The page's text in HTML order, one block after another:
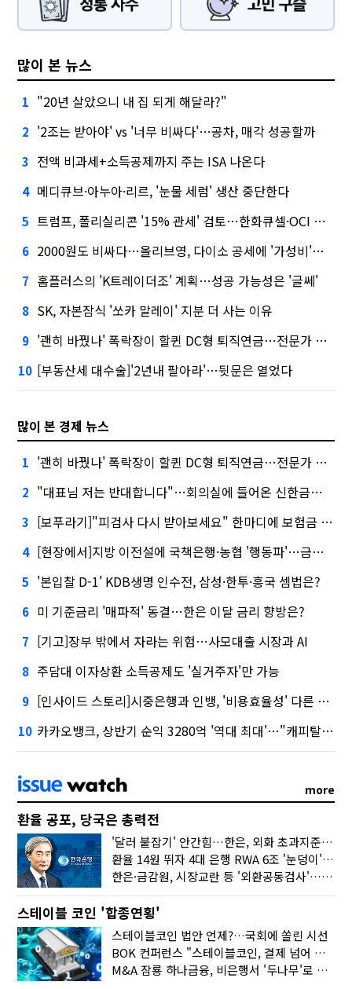
많이 본 뉴스
1 "20년 살았으니 내 집 되게 해달라?"
2 '2조는 받아야' vs '너무 비싸다'…공차, 매각 성공할까
3 전액 비과세+소득공제까지 주는 ISA 나온다
4 메디큐브·아누아·리르, '눈물 세럼' 생산 중단한다
5 트럼프, 폴리실리콘 '15% 관세' 검토…한화큐셀·OCI 영향은?
6 2000원도 비싸다…올리브영, 다이소 공세에 '가성비'로 맞불
7 홈플러스의 'K트레이더조' 계획…성공 가능성은 '글쎄'
8 SK, 자본잠식 '쏘카 말레이' 지분 더 사는 이유
9 '괜히 바꿨나' 폭락장이 할퀸 DC형 퇴직연금…전문가 조언은
10 [부동산세 대수술]'2년내 팔아라'…뒷문은 열었다
많이 본 경제 뉴스
1 '괜히 바꿨나' 폭락장이 할퀸 DC형 퇴직연금…전문가 조언은
2 "대표님 저는 반대합니다"…회의실에 들어온 신한금융 AI
3 [보푸라기]"피검사 다시 받아보세요" 한마디에 보험금 못 받을 뻔?
4 [현장에서]지방 이전설에 국책은행·농협 '행동파'…금감원 '신중모드'
5 '본입찰 D-1' KDB생명 인수전, 삼성·한투·흥국 셈법은?
6 미 기준금리 '매파적' 동결…한은 이달 금리 향방은?
7 [기고]장부 밖에서 자라는 위험…사모대출 시장과 AI
8 주담대 이자상환 소득공제도 '실거주자'만 가능
9 [인사이드 스토리]시중은행과 인뱅, '비용효율성' 다른 잣대 왜?
10 카카오뱅크, 상반기 순익 3280억 '역대 최대'…"캐피탈, 자산 1조원 이상"
more
환율 공포, 당국은 총력전
'달러 붙잡기' 안간힘…한은, 외화 초과지준에 이자 6개월 더
환율 14원 뛰자 4대 은행 RWA 6조 '눈덩이'…2배 뛴 2분기는?
한은·금감원, 시장교란 등 '외환공동검사'…환율 급등 전방위 대응
스테이블 코인 '합종연횡'
스테이블코인 법안 언제?…국회에 쏠린 시선
BOK 컨퍼런스 "스테이블코인, 결제 넘어 보험 대출 등 금융 연결 도구"
M&A 잠룡 하나금융, 비은행서 '두나무'로 눈돌린 이유는